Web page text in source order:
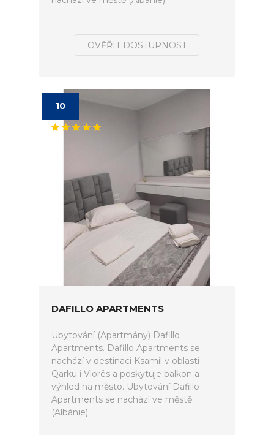
OVĚŘIT DOSTUPNOST
10
DAFILLO APARTMENTS
Ubytování (Apartmány) Dafillo
Apartments. Dafillo Apartments se
nachází v destinaci Ksamil v oblasti
Qarku i Vlorës a poskytuje balkon a
výhled na město. Ubytování Dafillo
Apartments se nachází ve městě
(Albánie).